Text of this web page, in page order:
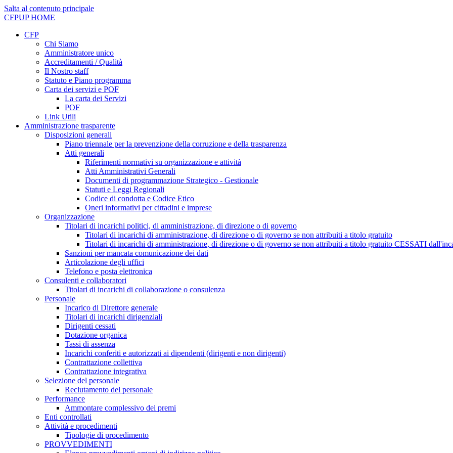
Salta al contenuto principale
CFPUPHOME
CFP
Chi Siamo
Amministratore unico
Accreditamenti / Qualità
Il Nostro staff
Statuto e Piano programma
Carta dei servizi e POF
La carta dei Servizi
POF
Link Utili
Amministrazione trasparente
Disposizioni generali
Piano triennale per la prevenzione della corruzione e della trasparenza
Atti generali
Riferimenti normativi su organizzazione e attività
Atti Amministrativi Generali
Documenti di programmazione Strategico - Gestionale
Statuti e Leggi Regionali
Codice di condotta e Codice Etico
Oneri informativi per cittadini e imprese
Organizzazione
Titolari di incarichi politici, di amministrazione, di direzione o di governo
Titolari di incarichi di amministrazione, di direzione o di governo se non attribuiti a titolo gratuito
Titolari di incarichi di amministrazione, di direzione o di governo se non attribuiti a titolo gratuito CESSATI
Sanzioni per mancata comunicazione dei dati
Articolazione degli uffici
Telefono e posta elettronica
Consulenti e collaboratori
Titolari di incarichi di collaborazione o consulenza
Personale
Incarico di Direttore generale
Titolari di incarichi dirigenziali
Dirigenti cessati
Dotazione organica
Tassi di assenza
Incarichi conferiti e autorizzati ai dipendenti (dirigenti e non dirigenti)
Contrattazione collettiva
Contrattazione integrativa
Selezione del personale
Reclutamento del personale
Performance
Ammontare complessivo dei premi
Enti controllati
Attività e procedimenti
Tipologie di procedimento
PROVVEDIMENTI